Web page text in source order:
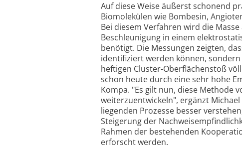
Auf diese Weise äußerst schonend
Biomolekülen wie Bombesin,
Bei diesem Verfahren wird die
Beschleunigung in einem
benötigt. Die Messungen zeigten,
identifiziert werden können,
heftigen Cluster-Oberflächenstoß
schon heute durch eine sehr hohe
Kompa. "Es gilt nun, diese Methode
weiterzuentwickeln", ergänzt
liegenden Prozesse besser
Steigerung der
Rahmen der bestehenden
erforscht werden.